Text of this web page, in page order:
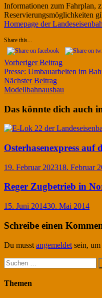
Informationen zum Fahrplan,
Reservierungsmöglichkeiten
Homepage der
Share this...
Beitragsnavigation
Vorheriger BeitragVorheriger
Beitrag:
Presse: Umbauarbeiten im
Nächster BeitragNächster
Beitrag:
Modellbahnausbau
Das könnte dich auch
Osterhasenexpress auf
19. Februar 202318. Februar
Reger Zugbetrieb in
15. Juni 201430. Mai 2014
Schreibe einen
Du musst angemeldet sein,
Suchen
nach:
Themen